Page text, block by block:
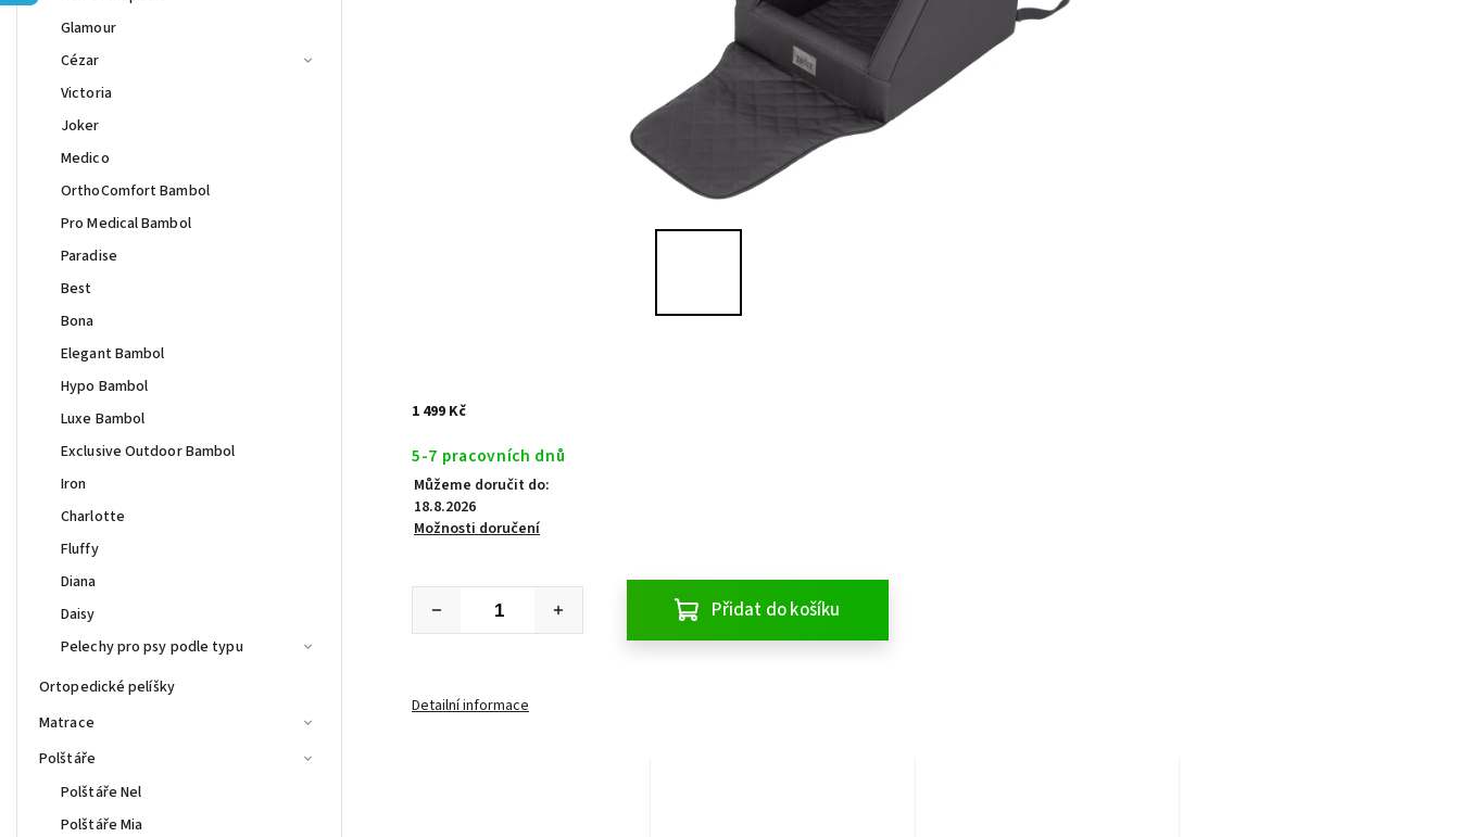
Glamour
Cézar
Victoria
Joker
Medico
OrthoComfort Bambol
Pro Medical Bambol
Paradise
Best
Bona
Elegant Bambol
Hypo Bambol
Luxe Bambol
Exclusive Outdoor Bambol
Iron
Charlotte
Fluffy
Diana
Daisy
Pelechy pro psy podle typu
Ortopedické pelíšky
Matrace
Polštáře
Polštáře Nel
Polštáře Mia
1 499 Kč
5-7 pracovních dnů
Můžeme doručit do:
18.8.2026
Možnosti doručení
Přidat do košíku
Detailní informace